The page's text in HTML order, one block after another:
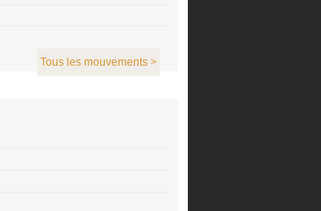
Tous les mouvements >